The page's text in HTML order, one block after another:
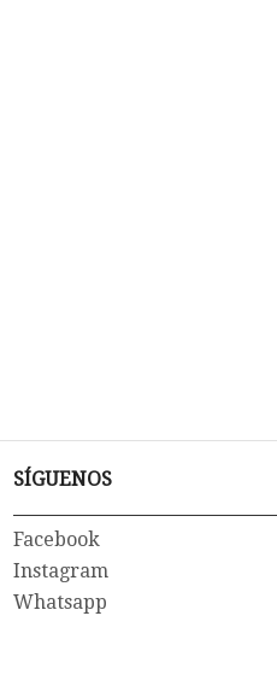
SÍGUENOS
Facebook
Instagram
Whatsapp